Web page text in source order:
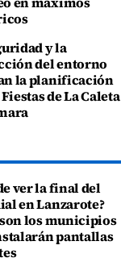
y la
del entorno
la planificación
de La Caleta
ver la final del
en Lanzarote?
los municipios
pantallas